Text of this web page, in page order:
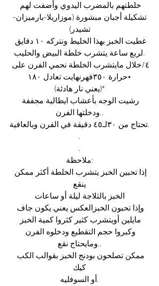
خلطتهم بالمضرب اليدوي وأضفت لهم
تشكيلة أجبان مبشورة (موزاريلا-بارميزان-
تشيدر)
غطيت الخبز بهذا الخليط ونتركه ١٠ دقايق
لربع ساعة يتشرب خلطة البيض والحليب.
٤/خلال مايتشرب الخلطة نحمي الفرن على
حرارة ٣٥٠فهرنهايت تعادل ١٨٠•
(يعني نار هادئة)*
رشيت الوجه بأعشاب ايطالية مجففة
ودخلتها الفرن..
تحتاج من ٣٠لـ٤٥ دقيقة في الفرن وبالعافية.
.
.
ملاحظة:
إذا تحبين الخبز يتشرب الخلطة أكثر ممكن
ينقع
الخبز بالثلاجة ليلة أو ساعات
وإذا تحبون الخبزالعكس يعني يكون جاف
مايلين أويتشرب كثير كثروا كمية الخبز
وكبروا حجم التقطيع ودخلوه الفرن
ومايحتاج نقع..
ممكن تصلحون بودنج الخبز بقوالب الكب
كيك
أو السوفليه.